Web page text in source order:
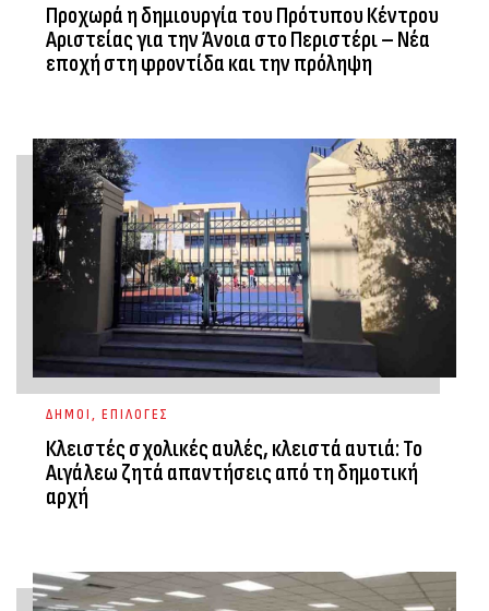
Προχωρά η δημιουργία του Πρότυπου Κέντρου
Αριστείας για την Άνοια στο Περιστέρι – Νέα
εποχή στη φροντίδα και την πρόληψη
ΔΗΜΟΙ, ΕΠΙΛΟΓΕΣ
Κλειστές σχολικές αυλές, κλειστά αυτιά: Το
Αιγάλεω ζητά απαντήσεις από τη δημοτική
αρχή